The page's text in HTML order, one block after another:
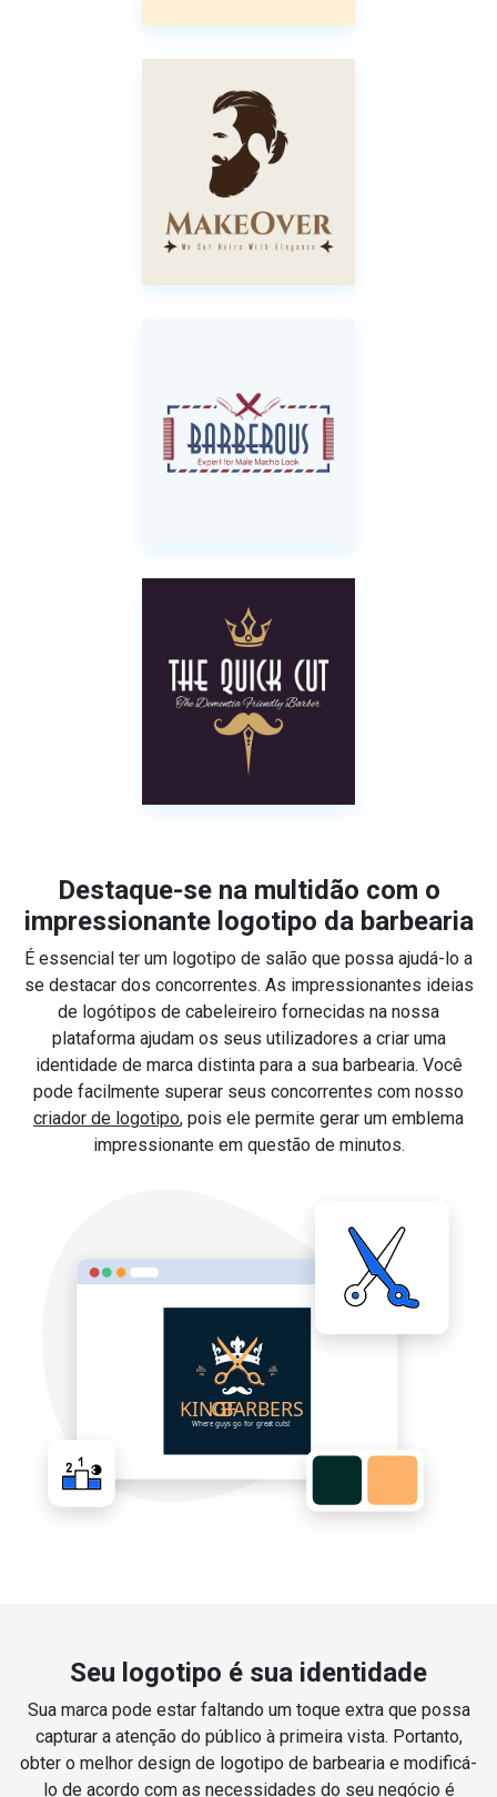
Destaque-se na multidão com o
impressionante logotipo da barbearia
É essencial ter um logotipo de salão que possa ajudá-lo a
se destacar dos concorrentes. As impressionantes ideias
de logótipos de cabeleireiro fornecidas na nossa
plataforma ajudam os seus utilizadores a criar uma
identidade de marca distinta para a sua barbearia. Você
pode facilmente superar seus concorrentes com nosso
criador de logotipo, pois ele permite gerar um emblema
impressionante em questão de minutos.
Seu logotipo é sua identidade
Sua marca pode estar faltando um toque extra que possa
capturar a atenção do público à primeira vista. Portanto,
obter o melhor design de logotipo de barbearia e modificá-
lo de acordo com as necessidades do seu negócio é